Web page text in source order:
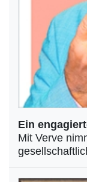
Ein
Mit Verve